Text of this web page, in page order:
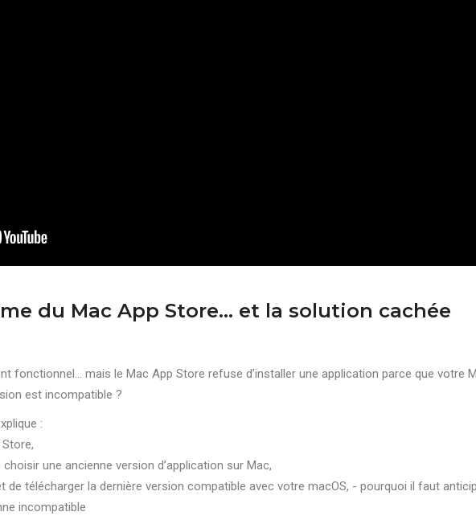
du Mac App Store… et la solution cachée
fonctionnel… mais le Mac App Store refuse d’installer une application parce que votre
est incompatible ?
:
une ancienne version d’application sur Mac,
de télécharger la dernière version compatible avec votre macOS, - pourquoi il faut
incompatible